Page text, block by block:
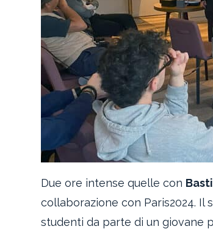
Due ore intense quelle con
collaborazione con Paris2024. Il
studenti da parte di un giovane